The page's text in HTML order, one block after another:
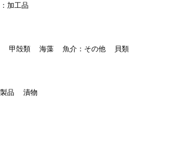
加工品
甲殻類 海藻 魚介：その他 貝類
品 漬物